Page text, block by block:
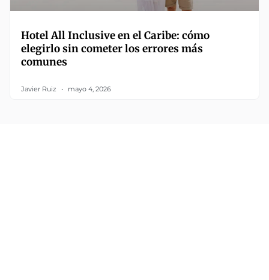
Hotel All Inclusive en el Caribe: cómo
elegirlo sin cometer los errores más
comunes
Javier Ruiz mayo 4, 2026